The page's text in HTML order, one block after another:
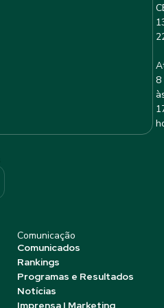
8
Comunicação
Comunicados
Rankings
Programas e Resultados
Notícias
Imprensa | Marketing